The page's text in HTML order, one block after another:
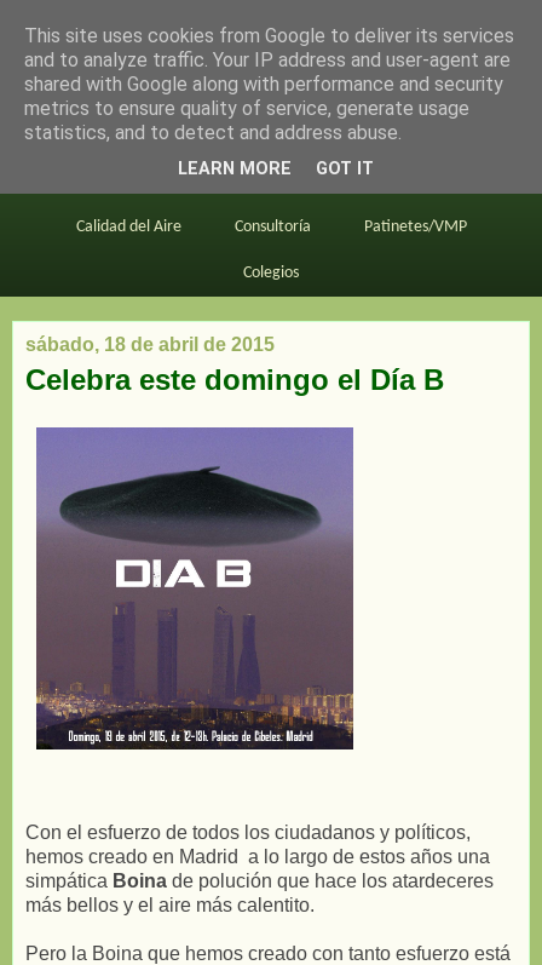
en bici por madrid
Este blog BiciMAD Primeros consejos
Calidad del Aire Consultoría Patinetes/VMP
Colegios
sábado, 18 de abril de 2015
Celebra este domingo el Día B
Con el esfuerzo de todos los ciudadanos y políticos,
hemos creado en Madrid a lo largo de estos años una
simpática Boina de polución que hace los atardeceres
más bellos y el aire más calentito.
Pero la Boina que hemos creado con tanto esfuerzo está
This site uses cookies from Google to deliver its services
and to analyze traffic. Your IP address and user-agent are
shared with Google along with performance and security
metrics to ensure quality of service, generate usage
statistics, and to detect and address abuse.
LEARN MORE GOT IT